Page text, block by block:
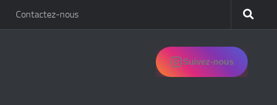
Contactez-nous
Suivez-nous